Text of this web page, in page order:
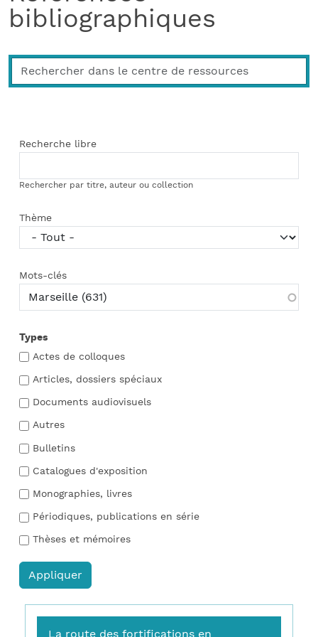
bibliographiques
Recherche libre
Rechercher par titre, auteur ou collection
Thème
Mots-clés
Types
Actes de colloques
Articles, dossiers spéciaux
Documents audiovisuels
Autres
Bulletins
Catalogues d'exposition
Monographies, livres
Périodiques, publications en série
Thèses et mémoires
La route des fortifications en